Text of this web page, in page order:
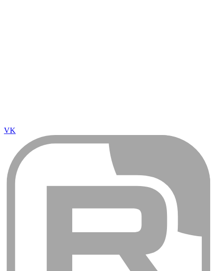
VK